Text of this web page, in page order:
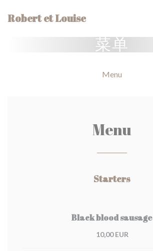
Robert et Louise
菜单
Menu
Menu
Starters
Black blood sausage
10,00 EUR